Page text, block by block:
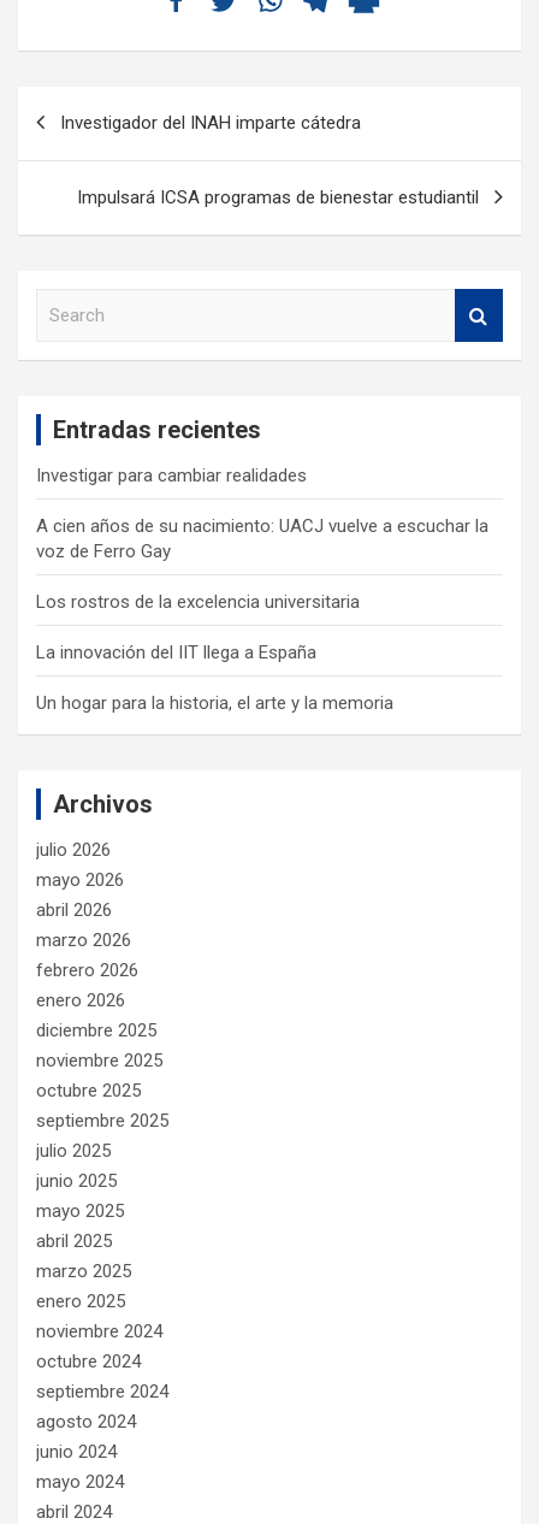
Investigador del INAH imparte cátedra
Impulsará ICSA programas de bienestar estudiantil
Entradas recientes
Investigar para cambiar realidades
A cien años de su nacimiento: UACJ vuelve a escuchar la
voz de Ferro Gay
Los rostros de la excelencia universitaria
La innovación del IIT llega a España
Un hogar para la historia, el arte y la memoria
Archivos
julio 2026
mayo 2026
abril 2026
marzo 2026
febrero 2026
enero 2026
diciembre 2025
noviembre 2025
octubre 2025
septiembre 2025
julio 2025
junio 2025
mayo 2025
abril 2025
marzo 2025
enero 2025
noviembre 2024
octubre 2024
septiembre 2024
agosto 2024
junio 2024
mayo 2024
abril 2024